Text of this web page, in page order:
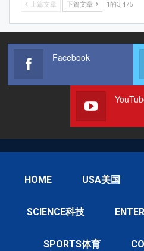
上篇文章 下篇文章 1的3,475
Facebook
HOME USA美国
SCIENCE科技
SPORTS体育